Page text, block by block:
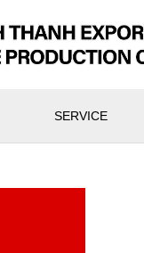
SERVICE